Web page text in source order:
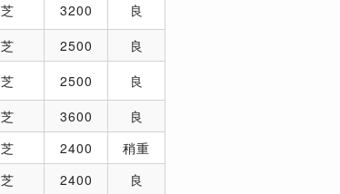
芝 3200
良
芝 2500
良
芝 2500
良
芝 3600
良
芝 2400
稍重
芝 2400
良